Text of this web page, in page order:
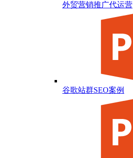
外贸营销推广代运营
谷歌站群SEO案例